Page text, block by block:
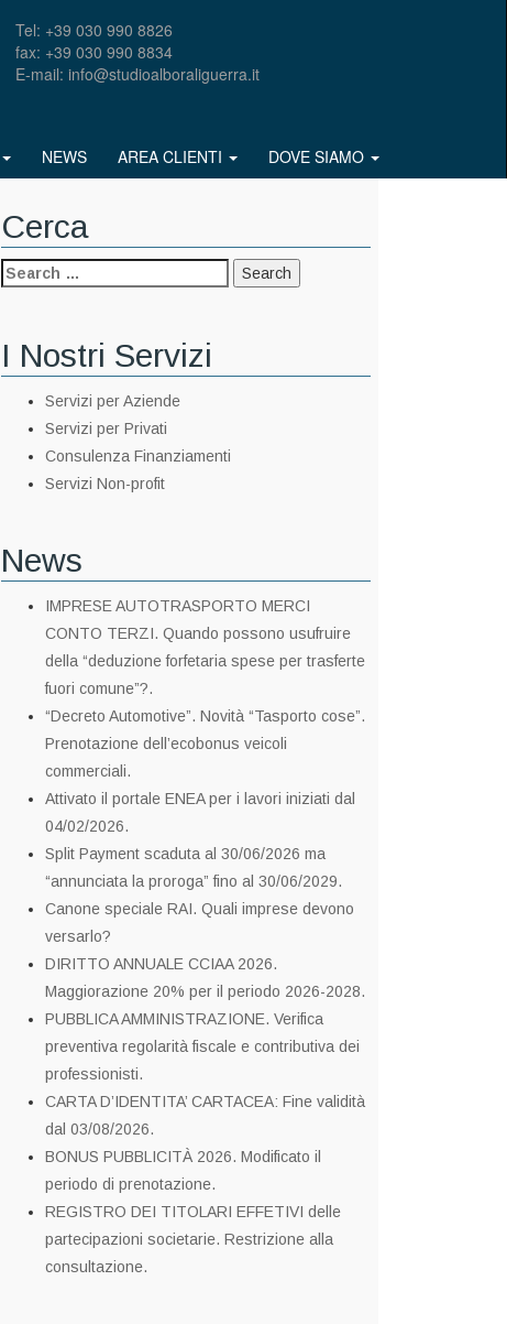
Tel: +39 030 990 8826
fax: +39 030 990 8834
E-mail: info@studioalboraliguerra.it
NEWS AREA CLIENTI DOVE SIAMO
Cerca
I Nostri Servizi
Servizi per Aziende
Servizi per Privati
Consulenza Finanziamenti
Servizi Non-profit
News
IMPRESE AUTOTRASPORTO MERCI
CONTO TERZI. Quando possono usufruire
della “deduzione forfetaria spese per trasferte
fuori comune”?.
“Decreto Automotive”. Novità “Tasporto cose”.
Prenotazione dell’ecobonus veicoli
commerciali.
Attivato il portale ENEA per i lavori iniziati dal
04/02/2026.
Split Payment scaduta al 30/06/2026 ma
“annunciata la proroga” fino al 30/06/2029.
Canone speciale RAI. Quali imprese devono
versarlo?
DIRITTO ANNUALE CCIAA 2026.
Maggiorazione 20% per il periodo 2026-2028.
PUBBLICA AMMINISTRAZIONE. Verifica
preventiva regolarità fiscale e contributiva dei
professionisti.
CARTA D’IDENTITA’ CARTACEA: Fine validità
dal 03/08/2026.
BONUS PUBBLICITÀ 2026. Modificato il
periodo di prenotazione.
REGISTRO DEI TITOLARI EFFETIVI delle
partecipazioni societarie. Restrizione alla
consultazione.